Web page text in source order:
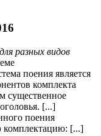
разных видов
поения является
комплекта
существенное
[...]
поения
[...]